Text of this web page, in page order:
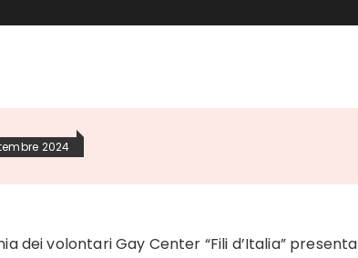
2024
dei volontari Gay Center “Fili d’Italia” presenta